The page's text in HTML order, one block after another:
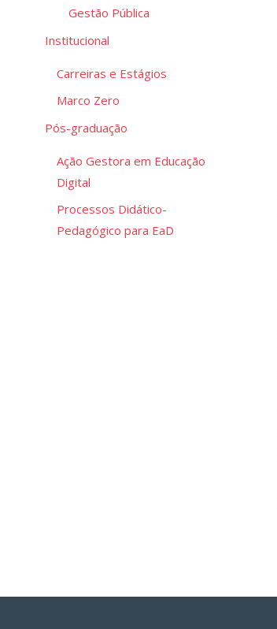
Gestão Pública
Institucional
Carreiras e Estágios
Marco Zero
Pós-graduação
Ação Gestora em Educação
Digital
Processos Didático-
Pedagógico para EaD